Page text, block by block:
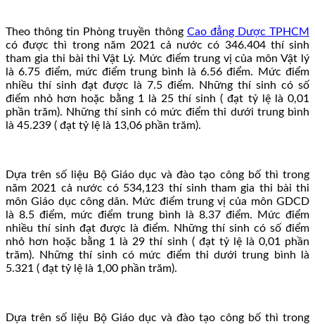
Theo thông tin Phòng truyền thông Cao đẳng Dược TPHCM
có được thì trong năm 2021 cả nước có 346.404 thí sinh
tham gia thi bài thi Vật Lý. Mức điểm trung vị của môn Vật lý
là 6.75 điểm, mức điểm trung bình là 6.56 điểm. Mức điểm
nhiều thí sinh đạt được là 7.5 điểm. Những thí sinh có số
điểm nhỏ hơn hoặc bằng 1 là 25 thí sinh ( đạt tỷ lệ là 0,01
phần trăm). Những thí sinh có mức điểm thi dưới trung bình
là 45.239 ( đạt tỷ lệ là 13,06 phần trăm).
Dựa trên số liệu Bộ Giáo dục và đào tạo công bố thì trong
năm 2021 cả nước có 534,123 thí sinh tham gia thi bài thi
môn Giáo dục công dân. Mức điểm trung vị của môn GDCD
là 8.5 điểm, mức điểm trung bình là 8.37 điểm. Mức điểm
nhiều thí sinh đạt được là điểm. Những thí sinh có số điểm
nhỏ hơn hoặc bằng 1 là 29 thí sinh ( đạt tỷ lệ là 0,01 phần
trăm). Những thí sinh có mức điểm thi dưới trung bình là
5.321 ( đạt tỷ lệ là 1,00 phần trăm).
Dựa trên số liệu Bộ Giáo dục và đào tạo công bố thì trong